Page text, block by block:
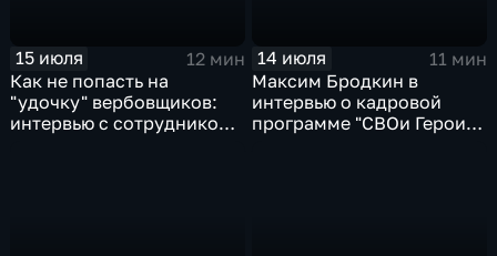
15 июля
12 мин
Как не попасть на
"удочку" вербовщиков:
интервью с сотрудником
14 июля
11 мин
Максим Бродкин в
интервью о кадровой
программе "СВОи Герои